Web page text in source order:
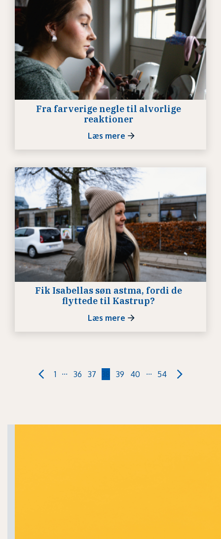
Fra farverige negle til alvorlige
reaktioner
Læs mere
Fik Isabellas søn astma, fordi de
flyttede til Kastrup?
Læs mere
1 ... 36 37 38 39 40 ... 54